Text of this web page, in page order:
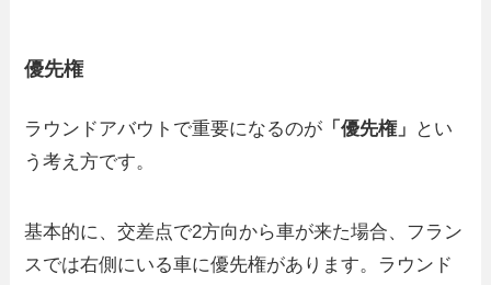
優先権
ラウンドアバウトで重要になるのが 「優先権」
とい
う考え方です。
基本的に、交差点で2方向から車が来た場合、フラン
スでは右側にいる車に優先権があります。ラウンド